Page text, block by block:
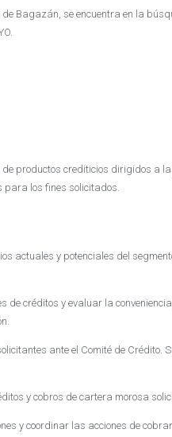
Bagazán, se encuentra en la
de productos crediticios dirigidos a
para los fines solicitados.
actuales y potenciales del
de créditos y evaluar la
ante el Comité de
y cobros de cartera morosa
y coordinar las acciones de